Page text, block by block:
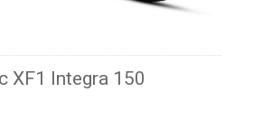
XF1 Integra 150